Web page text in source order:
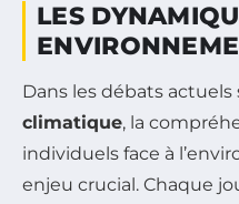
LES
Dans les débats actuels
climatique, la
individuels face à
enjeu crucial. Chaque